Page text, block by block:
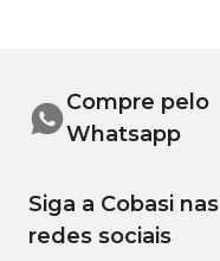
Compre pelo
Whatsapp
Siga a Cobasi nas
redes sociais